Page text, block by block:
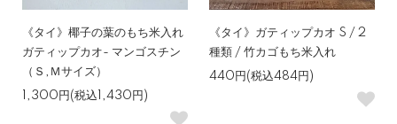
《タイ》椰子の葉のもち米入れ
ガティップカオ- マンゴスチン
（Ｓ,Ｍサイズ）
1,300円(税込1,430円)
《タイ》ガティップカオ S / 2
種類 / 竹カゴもち米入れ
440円(税込484円)